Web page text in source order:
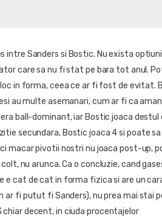
intre Sanders si Bostic. Nu exista
care sa nu fi stat pe bara tot anul.
in forma, ceea ce ar fi fost de evitat.
au multe asemanari, cum ar fi ca
era ball-dominant, iar Bostic joaca
secundara, Bostic joaca 4 si poate
macar pivotii nostri nu joaca post-up,
nu arunca. Ca o concluzie, cand
e cat de cat in forma fizica si are un
ar fi putut fi Sanders), nu prea mai stai
chiar decent, in ciuda procentajelor